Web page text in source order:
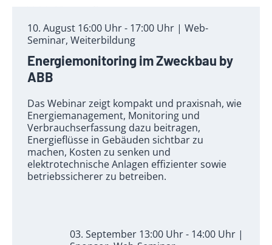
10. August 16:00 Uhr - 17:00 Uhr | Web-
Seminar, Weiterbildung
Energiemonitoring im Zweckbau by
ABB
Das Webinar zeigt kompakt und praxisnah, wie
Energiemanagement, Monitoring und
Verbrauchserfassung dazu beitragen,
Energieflüsse in Gebäuden sichtbar zu
machen, Kosten zu senken und
elektrotechnische Anlagen effizienter sowie
betriebssicherer zu betreiben.
03. September 13:00 Uhr - 14:00 Uhr |